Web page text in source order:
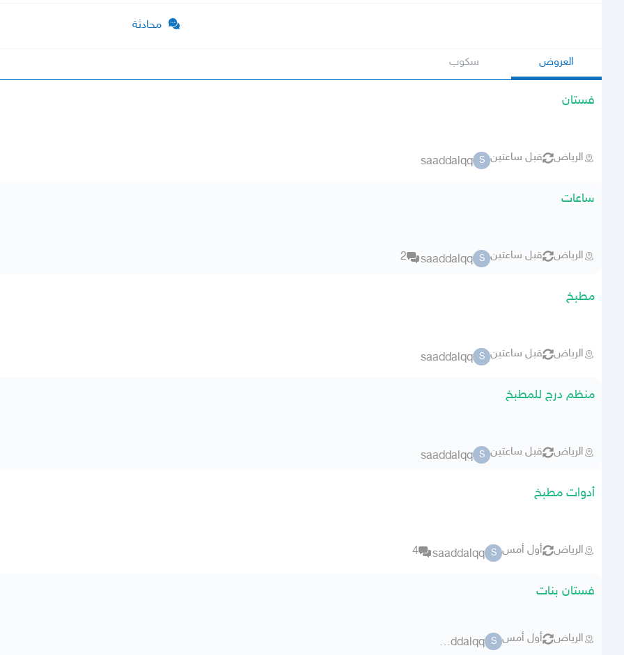
محادثة
العروض سكوب
فستان
الرياض قبل ساعتين S
saaddalqq
ساعات
الرياض قبل ساعتين S
saaddalqq
2
مطبخ
الرياض قبل ساعتين S
saaddalqq
منظم درج للمطبخ
الرياض قبل ساعتين S
saaddalqq
أدوات مطبخ
الرياض أول أمس S
saaddalqq
4
فستان بنات
الرياض أول أمس S
saaddalqq